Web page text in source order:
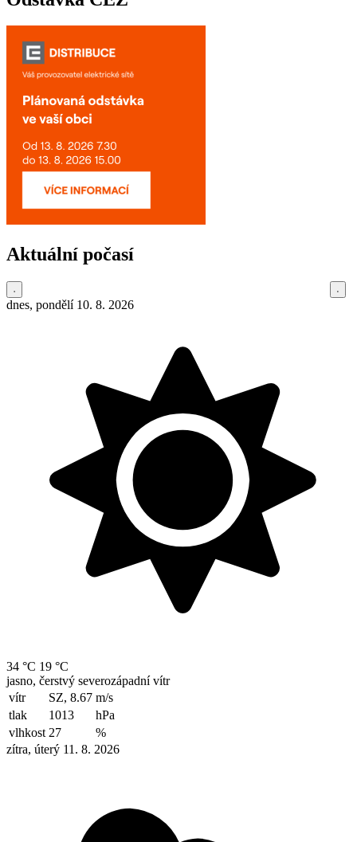
Aktuální počasí
dnes, pondělí 10. 8. 2026
34 °C 19 °C
jasno, čerstvý severozápadní vítr
vítr
SZ, 8.67 m/s
tlak
1013
hPa
vlhkost 27
%
zítra, úterý 11. 8. 2026